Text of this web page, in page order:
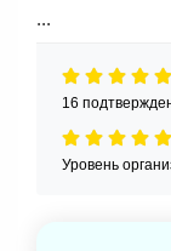
...
16
Уровень